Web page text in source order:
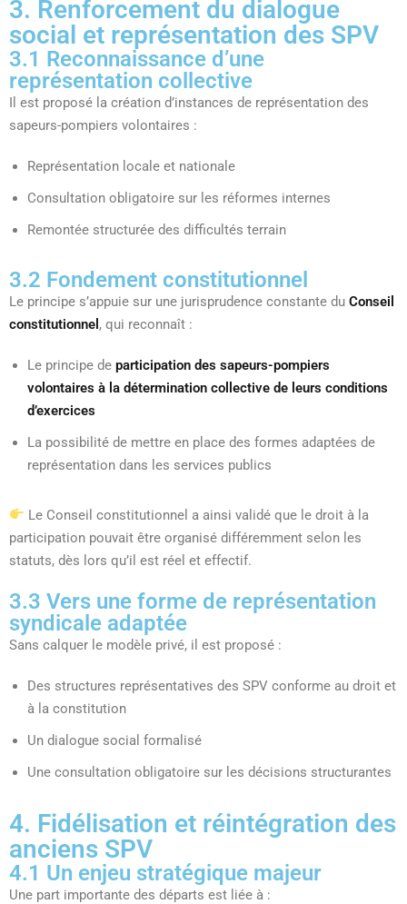
3. Renforcement du dialogue
social et représentation des SPV
3.1 Reconnaissance d’une
représentation collective
Il est proposé la création d’instances de représentation des
sapeurs-pompiers volontaires :
Représentation locale et nationale
Consultation obligatoire sur les réformes internes
Remontée structurée des difficultés terrain
3.2 Fondement constitutionnel
Le principe s’appuie sur une jurisprudence constante du Conseil
constitutionnel , qui reconnaît :
Le principe de participation des sapeurs-pompiers
volontaires à la détermination collective de leurs conditions
d’exercices
La possibilité de mettre en place des formes adaptées de
représentation dans les services publics
Le Conseil constitutionnel a ainsi validé que le droit à la
participation pouvait être organisé différemment selon les
statuts, dès lors qu’il est réel et effectif.
3.3 Vers une forme de représentation
syndicale adaptée
Sans calquer le modèle privé, il est proposé :
Des structures représentatives des SPV conforme au droit et
à la constitution
Un dialogue social formalisé
Une consultation obligatoire sur les décisions structurantes
4. Fidélisation et réintégration des
anciens SPV
4.1 Un enjeu stratégique majeur
Une part importante des départs est liée à :